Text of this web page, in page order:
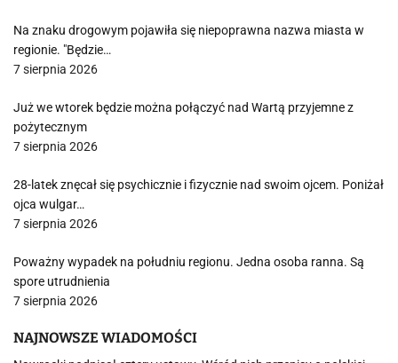
Na znaku drogowym pojawiła się niepoprawna nazwa miasta w
regionie. "Będzie…
7 sierpnia 2026
Już we wtorek będzie można połączyć nad Wartą przyjemne z
pożytecznym
7 sierpnia 2026
28-latek znęcał się psychicznie i fizycznie nad swoim ojcem. Poniżał
ojca wulgar…
7 sierpnia 2026
Poważny wypadek na południu regionu. Jedna osoba ranna. Są
spore utrudnienia
7 sierpnia 2026
NAJNOWSZE WIADOMOŚCI